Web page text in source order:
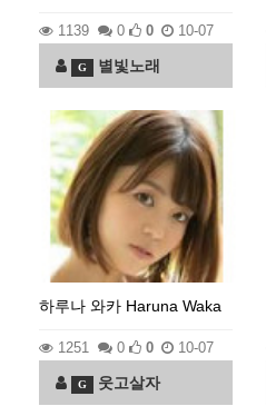
1139 0 0 10-07
G 별빛노래
하루나 와카 Haruna Waka
1251 0 0 10-07
G 웃고살자